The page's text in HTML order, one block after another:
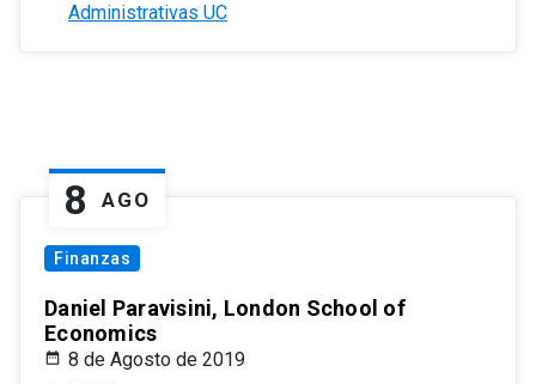
Administrativas UC
8 AGO
Finanzas
Daniel Paravisini, London School of
Economics
8 de Agosto de 2019